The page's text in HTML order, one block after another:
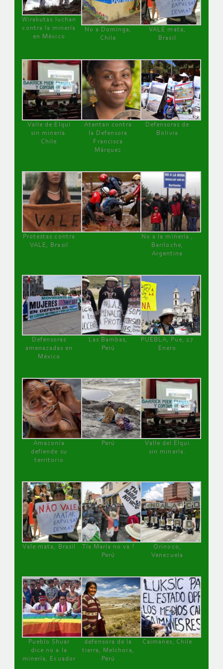
Wirakutas luchan
contra la minería
en México
No a Dominga,
Chile
VALE mata,
Brasil
Valle de Elqui
sin minería.
Chile
Atentan contra
la Defensora
Francisca
Márquez
Defensoras de
Bolivia
Protestas contra
VALE, Brasil
No a la minería ,
Bariloche,
Argentina
Defensoras
amenazadas en
México
Las Bambas,
Perú
PUEBLA, Pue, 27
Enero
Amazonía
defiende su
territorio
Perú
Valle del Elqui
sin minería.
Vale mata, Brasil
Tía María no va !
Perú
Orinoco,
Venezuela
Pueblo Shuar
dice no a la
minería, Ecuador
defensora de la
tierra, Melchora,
Perú
Caimanes, Chile